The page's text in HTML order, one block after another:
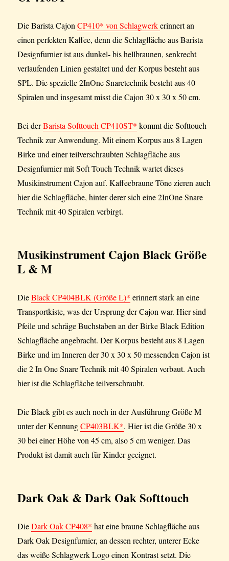
Die Barista CajonCP410* von Schlagwerkerinnert an
einen perfekten Kaffee, denn die Schlagfläche aus Barista
Designfurnier ist aus dunkel- bis hellbraunen, senkrecht
verlaufenden Linien gestaltet und der Korpus besteht aus
SPL. Die spezielle 2InOne Snaretechnik besteht aus 40
Spiralen und insgesamt misst die Cajon 30 x 30 x 50 cm.
Bei derBarista Softtouch CP410ST* kommt die Softtouch
Technik zur Anwendung. Mit einem Korpus aus 8 Lagen
Birke und einer teilverschraubten Schlagfläche aus
Designfurnier mit Soft Touch Technik wartet dieses
Musikinstrument Cajon auf. Kaffeebraune Töne zieren auch
hier die Schlagfläche, hinter derer sich eine 2InOne Snare
Technik mit 40 Spiralen verbirgt.
Musikinstrument Cajon Black Größe
L & M
DieBlack CP404BLK (Größe L)* erinnert stark an eine
Transportkiste, was der Ursprung der Cajon war. Hier sind
Pfeile und schräge Buchstaben an der Birke Black Edition
Schlagfläche angebracht. Der Korpus besteht aus 8 Lagen
Birke und im Inneren der 30 x 30 x 50 messenden Cajon ist
die 2 In One Snare Technik mit 40 Spiralen verbaut. Auch
hier ist die Schlagfläche teilverschraubt.
Die Black gibt es auch noch in der Ausführung Größe M
unter der KennungCP403BLK*. Hier ist die Größe 30 x
30 bei einer Höhe von 45 cm, also 5 cm weniger. Das
Produkt ist damit auch für Kinder geeignet.
Dark Oak & Dark Oak Softtouch
DieDark Oak CP408* hat eine braune Schlagfläche aus
Dark Oak Designfurnier, an dessen rechter, unterer Ecke
das weiße Schlagwerk Logo einen Kontrast setzt. Die